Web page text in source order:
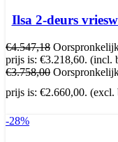
Ilsa 2-deurs
€4.547,18
prijs is: €3.218,60. (incl.
€3.758,00
prijs is: €2.660,00. (excl.
-28%